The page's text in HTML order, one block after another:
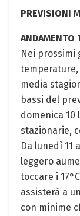
PREVISIONI
ANDAMENTO
Nei prossimi
temperature,
media
bassi del
domenica
stazionarie,
Da lunedì 11
leggero
toccare i
assisterà a
con minime